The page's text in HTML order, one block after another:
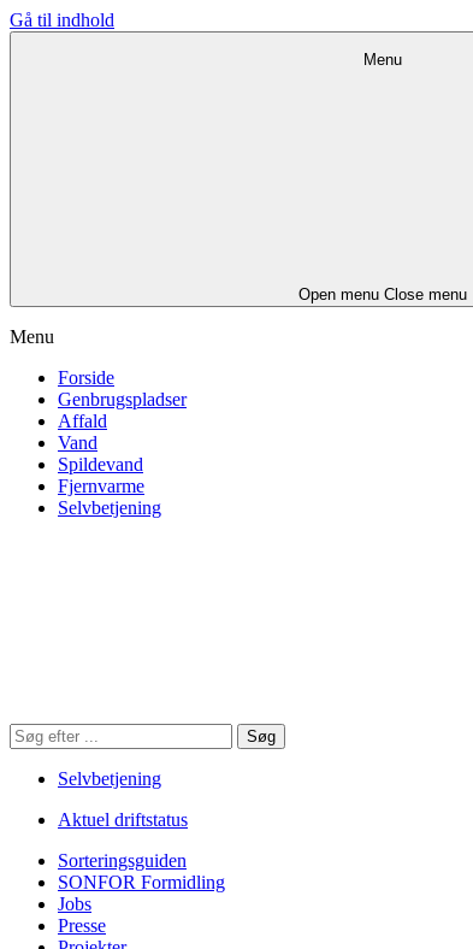
Gå til indhold
Menu
Open menu Close menu
Menu
Forside
Genbrugspladser
Affald
Vand
Spildevand
Fjernvarme
Selvbetjening
Søg
på
hjemmesiden
Søg
Selvbetjening
Aktuel driftstatus
Sorteringsguiden
SONFOR Formidling
Jobs
Presse